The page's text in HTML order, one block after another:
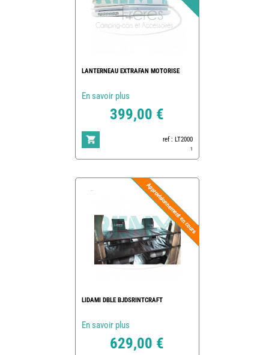
LANTERNEAU EXTRAFAN MOTORISE
En savoir plus
399,00 €
ref : LT2000
1
LIDAMI DBLE BJDSRINTCRAFT
En savoir plus
629,00 €